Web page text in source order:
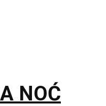
NOĆ